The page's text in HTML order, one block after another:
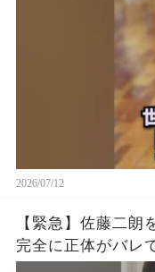
2026/07/12
【緊急】佐藤二朗
完全に正体がバレ